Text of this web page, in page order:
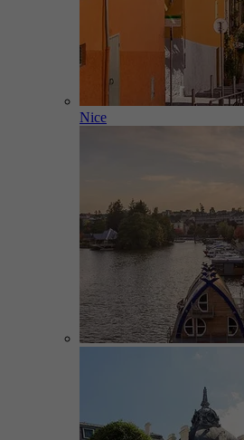
Nice